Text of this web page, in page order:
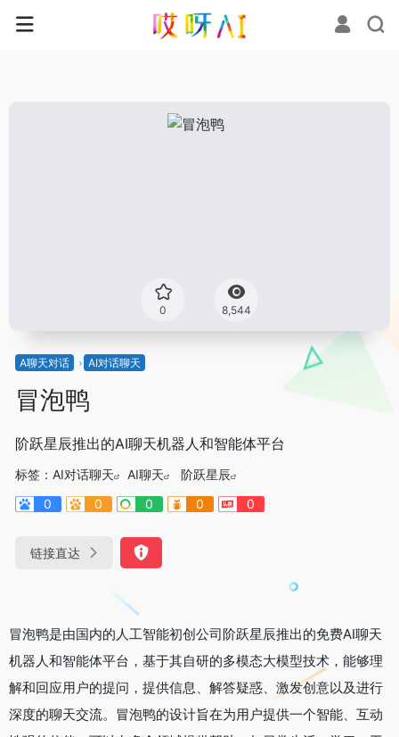
0 8,544
A聊天对话 AI对话聊天
冒泡鸭
阶跃星辰推出的AI聊天机器人和智能体平台
标签： AI对话聊天 AI聊天
阶跃星辰
0
0 0 0 0
链接直达
冒泡鸭是由国内的人工智能初创公司阶跃星辰推出的免费AI聊天
机器人和智能体平台，基于其自研的多模态大模型技术，能够理
解和回应用户的提问，提供信息、解答疑惑、激发创意以及进行
深度的聊天交流。冒泡鸭的设计旨在为用户提供一个智能、互动